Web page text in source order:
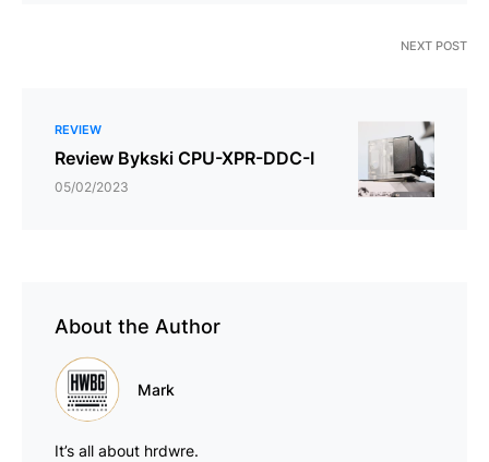
NEXT POST
REVIEW
Review Bykski CPU-XPR-DDC-I
05/02/2023
About the Author
Mark
It’s all about hrdwre.